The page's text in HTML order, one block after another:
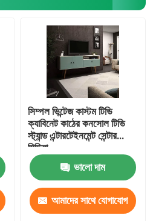
সিম্পল ভিন্টেজ কাস্টম টিভি
ক্যাবিনেট কাঠের কনসোল টিভি
স্ট্যান্ড এন্টারটেইনমেন্ট সেন্টার
মিডিয়া
ভালো দাম
আমাদের সাথে যোগাযোগ